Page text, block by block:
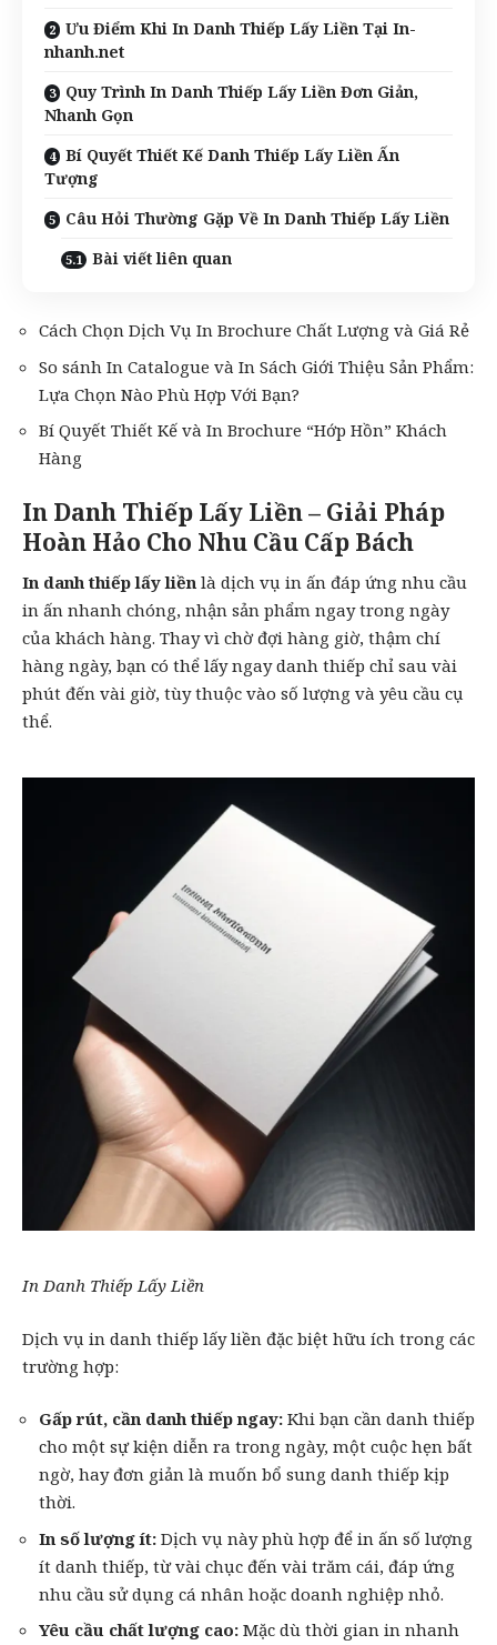
Ưu Điểm Khi In Danh Thiếp Lấy Liền Tại In-
nhanh.net
Quy Trình In Danh Thiếp Lấy Liền Đơn Giản,
Nhanh Gọn
Bí Quyết Thiết Kế Danh Thiếp Lấy Liền Ấn
Tượng
Câu Hỏi Thường Gặp Về In Danh Thiếp Lấy Liền
Bài viết liên quan
Cách Chọn Dịch Vụ In Brochure Chất Lượng và Giá Rẻ
So sánh In Catalogue và In Sách Giới Thiệu Sản Phẩm:
Lựa Chọn Nào Phù Hợp Với Bạn?
Bí Quyết Thiết Kế và In Brochure “Hớp Hồn” Khách
Hàng
In Danh Thiếp Lấy Liền – Giải Pháp
Hoàn Hảo Cho Nhu Cầu Cấp Bách
In danh thiếp lấy liền là dịch vụ in ấn đáp ứng nhu cầu
in ấn nhanh chóng, nhận sản phẩm ngay trong ngày
của khách hàng. Thay vì chờ đợi hàng giờ, thậm chí
hàng ngày, bạn có thể lấy ngay danh thiếp chỉ sau vài
phút đến vài giờ, tùy thuộc vào số lượng và yêu cầu cụ
thể.
In Danh Thiếp Lấy Liền
Dịch vụ in danh thiếp lấy liền đặc biệt hữu ích trong các
trường hợp:
Gấp rút, cần danh thiếp ngay: Khi bạn cần danh thiếp
cho một sự kiện diễn ra trong ngày, một cuộc hẹn bất
ngờ, hay đơn giản là muốn bổ sung danh thiếp kịp
thời.
In số lượng ít: Dịch vụ này phù hợp để in ấn số lượng
ít danh thiếp, từ vài chục đến vài trăm cái, đáp ứng
nhu cầu sử dụng cá nhân hoặc doanh nghiệp nhỏ.
Yêu cầu chất lượng cao: Mặc dù thời gian in nhanh